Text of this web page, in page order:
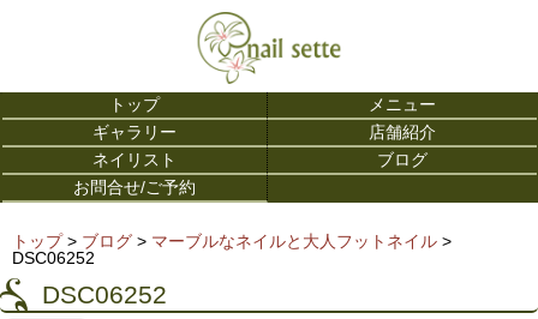
トップ
メニュー
ギャラリー
店舗紹介
ネイリスト
ブログ
お問合せ/ご予約
トップ> ブログ > マーブルなネイルと大人フットネイル >
DSC06252
DSC06252